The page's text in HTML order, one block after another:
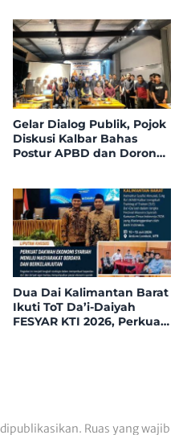
Gelar Dialog Publik, Pojok
Diskusi Kalbar Bahas
Postur APBD dan Dorong
Pusat
Dua Dai Kalimantan Barat
Ikuti ToT Da’i-Daiyah
FESYAR KTI 2026, Perkuat
Ruas yang wajib